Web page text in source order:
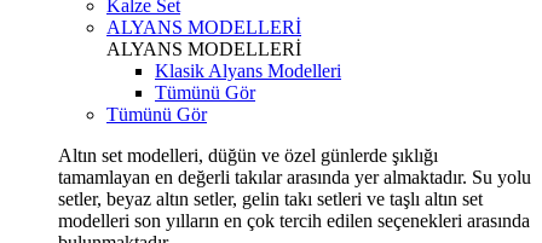
Kalze Set
ALYANS MODELLERİ
ALYANS MODELLERİ
Klasik Alyans Modelleri
Tümünü Gör
Tümünü Gör
Altın set modelleri, düğün ve özel günlerde şıklığı
tamamlayan en değerli takılar arasında yer almaktadır. Su yolu
setler, beyaz altın setler, gelin takı setleri ve taşlı altın set
modelleri son yılların en çok tercih edilen seçenekleri arasında